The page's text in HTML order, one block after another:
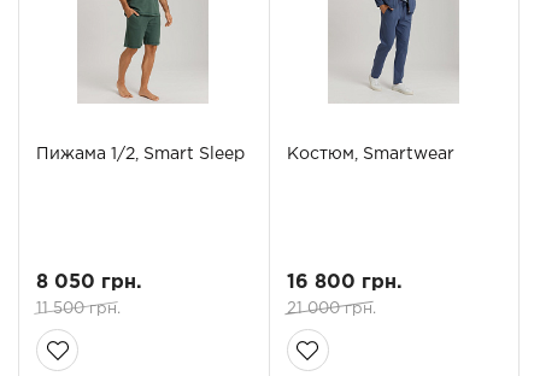
Пижама 1/2, Smart Sleep
8 050 грн.
11 500 грн.
Костюм, Smartwear
16 800 грн.
21 000 грн.